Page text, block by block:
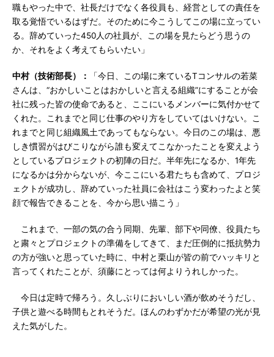
職もやった中で、社長だけでなく各役員も、経営としての責任を
取る覚悟でいるはずだ。そのために今こうしてこの場に立ってい
る。辞めていった450人の社員が、この場を見たらどう思うの
か、それをよく考えてもらいたい」
中村（技術部長）：
「今日、この場に来ているTコンサルの若菜
さんは、“おかしいことはおかしいと言える組織”にすることが会
社に残った皆の使命であると、ここにいるメンバーに気付かせて
くれた。これまでと同じ仕事のやり方をしていてはいけない。こ
れまでと同じ組織風土であってもならない。今日のこの場は、悪
しき慣習がはびこりながら誰も変えてこなかったことを変えよう
としているプロジェクトの初陣の日だ。半年先になるか、1年先
になるかは分からないが、今ここにいる君たちも含めて、プロジ
ェクトが成功し、辞めていった社員に会社はこう変わったよと笑
顔で報告できることを、今から思い描こう」
これまで、一部の気の合う同期、先輩、部下や同僚、役員たち
と粛々とプロジェクトの準備をしてきて、まだ圧倒的に抵抗勢力
の方が強いと思っていた時に、中村と栗山が皆の前でハッキリと
言ってくれたことが、須藤にとっては何よりうれしかった。
今日は定時で帰ろう。久しぶりにおいしい酒が飲めそうだし、
子供と遊べる時間もとれそうだ。ほんのわずかだが希望の光が見
えた気がした。